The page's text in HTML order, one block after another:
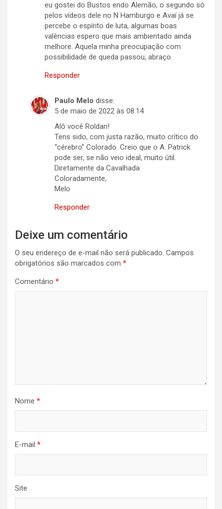
eu gostei do Bustos endo Alemão, o segundo só
pelos vídeos dele no N Hamburgo e Avaí já se
percebe o espírito de luta, algumas boas
valências espero que mais ambientado ainda
melhore. Aquela minha preocupação com
possibilidade de queda passou, abraço.
Responder
Paulo Melo disse:
5 de maio de 2022 às 08:14
Alô você Roldan!
Tens sido, com justa razão, muito crítico do
“cérebro” Colorado. Creio que o A. Patrick
pode ser, se não veio ideal, muito útil.
Diretamente da Cavalhada
Coloradamente,
Melo
Responder
Deixe um comentário
O seu endereço de e-mail não será publicado. Campos
obrigatórios são marcados com *
Comentário *
Nome *
E-mail *
Site